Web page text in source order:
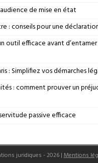
de mise en état
: conseils pour une
outil efficace avant
: Simplifiez vos démarches
: comment prouver un
passive efficace
juridiques - 2026|Mentions